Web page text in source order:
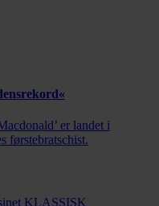
er landet i
førstebratschist.